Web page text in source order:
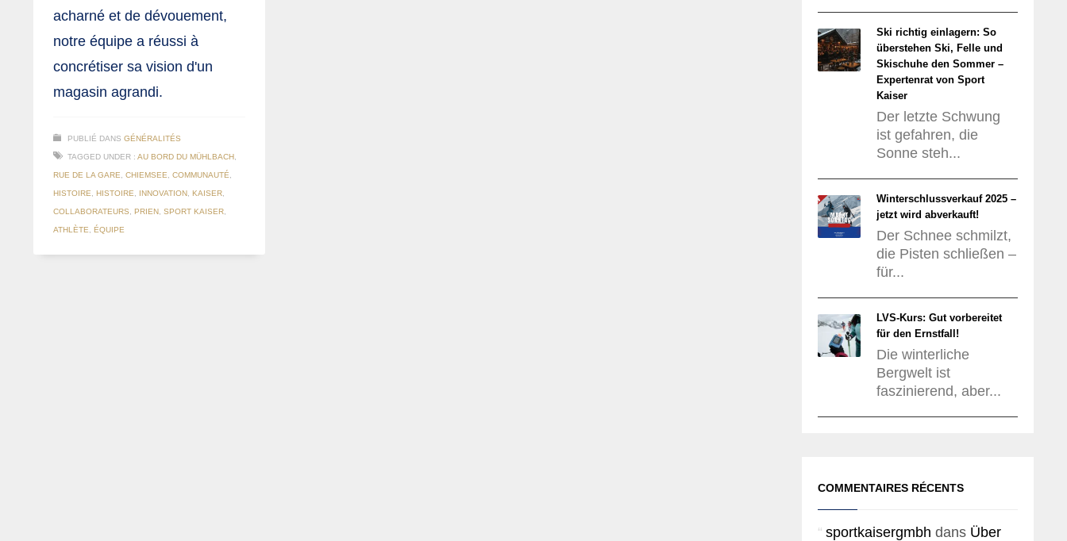
acharné et de dévouement,
notre équipe a réussi à
concrétiser sa vision d'un
magasin agrandi.
PUBLIÉ DANS GÉNÉRALITÉS
TAGGED UNDER : AU BORD DU MÜHLBACH,
RUE DE LA GARE, CHIEMSEE, COMMUNAUTÉ,
HISTOIRE, HISTOIRE, INNOVATION, KAISER,
COLLABORATEURS, PRIEN, SPORT KAISER,
ATHLÈTE, ÉQUIPE
Ski richtig einlagern: So
überstehen Ski, Felle und
Skischuhe den Sommer –
Expertenrat von Sport
Kaiser
Der letzte Schwung
ist gefahren, die
Sonne steh...
Winterschlussverkauf 2025 –
jetzt wird abverkauft!
Der Schnee schmilzt,
die Pisten schließen –
für...
LVS-Kurs: Gut vorbereitet
für den Ernstfall!
Die winterliche
Bergwelt ist
faszinierend, aber...
COMMENTAIRES RÉCENTS
sportkaisergmbh dans Über